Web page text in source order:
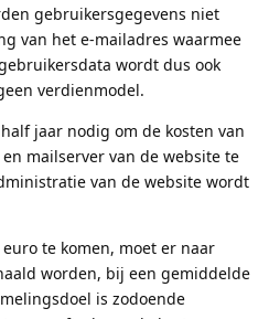
gebruikersgegevens niet
van het e-mailadres waarmee
wordt dus ook
verdienmodel.
jaar nodig om de kosten van
mailserver van de website te
van de website wordt
te komen, moet er naar
worden, bij een gemiddelde
is zodoende